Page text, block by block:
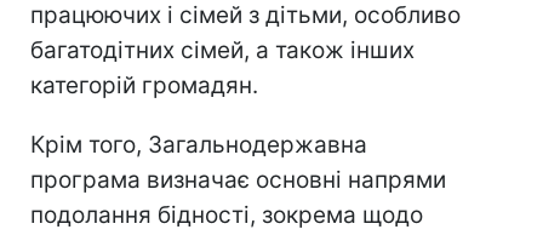
працюючих і сімей з дітьми, особливо
багатодітних сімей, а також інших
категорій громадян.
Крім того, Загальнодержавна
програма визначає основні напрями
подолання бідності, зокрема щодо